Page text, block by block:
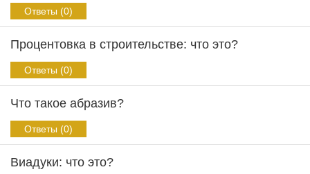
Ответы (0)
Процентовка в строительстве: что это?
Ответы (0)
Что такое абразив?
Ответы (0)
Виадуки: что это?